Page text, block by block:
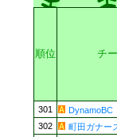
順位 チ
301
DynamoBC
302
町田ガナー